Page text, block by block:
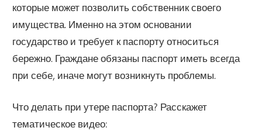
которые может позволить собственник своего
имущества. Именно на этом основании
государство и требует к паспорту относиться
бережно. Граждане обязаны паспорт иметь всегда
при себе, иначе могут возникнуть проблемы.
Что делать при утере паспорта? Расскажет
тематическое видео: